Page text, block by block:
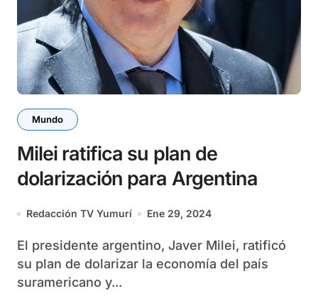
Mundo
Milei ratifica su plan de
dolarización para Argentina
Redacción TV Yumurí Ene 29, 2024
El presidente argentino, Javer Milei, ratificó
su plan de dolarizar la economía del país
suramericano y...